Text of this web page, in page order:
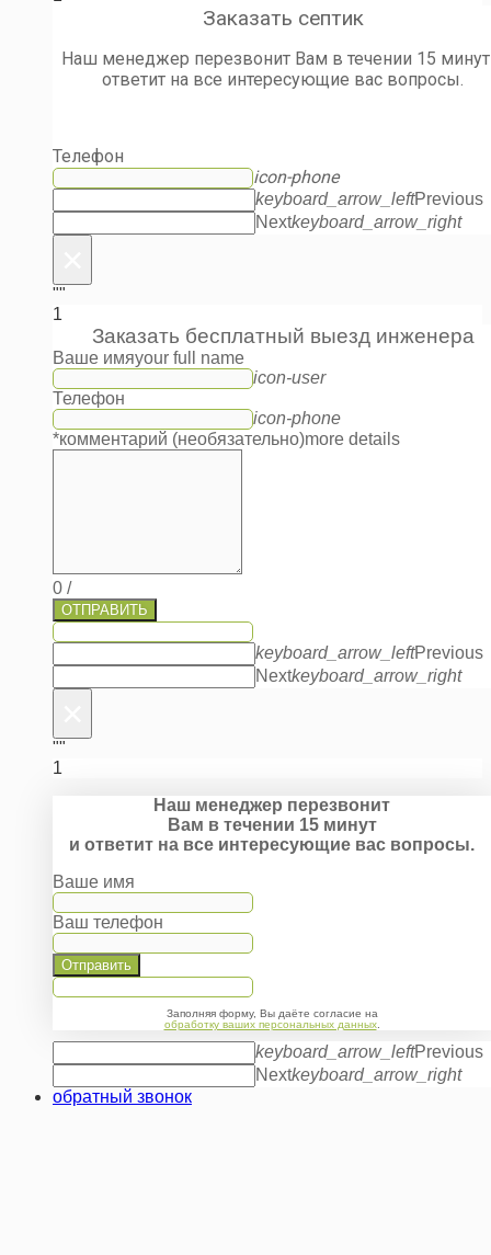
Заказать септик
Наш менеджер перезвонит Вам в течении 15
ответит на все интересующие вас вопросы.
Телефон
icon-phone
keyboard_arrow_leftPrevious
Nextkeyboard_arrow_right
""
1
Заказать бесплатный выезд инженера
Ваше имяyour full name
icon-user
Телефон
icon-phone
*комментарий (необязательно)more details
0 /
ОТПРАВИТЬ
keyboard_arrow_leftPrevious
Nextkeyboard_arrow_right
""
1
Наш менеджер перезвонит
Вам в течении 15 минут
и ответит на все интересующие вас вопросы.
Ваше имя
Ваш телефон
Отправить
Заполняя форму, Вы даёте согласие на
обработку ваших персональных данных.
keyboard_arrow_leftPrevious
Nextkeyboard_arrow_right
обратный звонок